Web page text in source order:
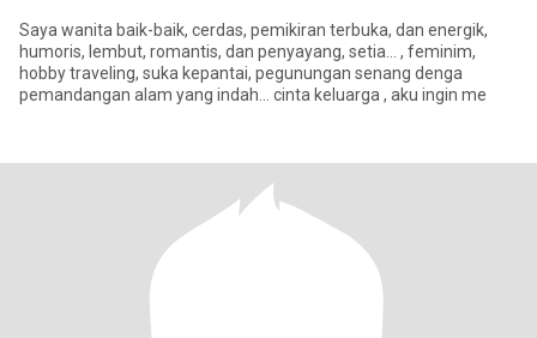
Saya wanita baik-baik, cerdas, pemikiran terbuka, dan energik,
humoris, lembut, romantis, dan penyayang, setia... , feminim,
hobby traveling, suka kepantai, pegunungan senang denga
pemandangan alam yang indah... cinta keluarga , aku ingin me